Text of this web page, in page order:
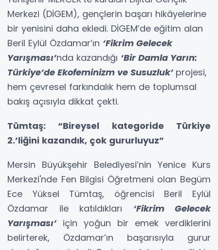
Merkezi (DİGEM), gençlerin başarı hikâyelerine
bir yenisini daha ekledi. DİGEM’de eğitim alan
Beril Eylül Özdamar’ın ‘Fikrim Gelecek
Yarışması’nda kazandığı ‘Bir Damla Yarın:
Türkiye’de Ekofeminizm ve Susuzluk’ projesi,
hem çevresel farkındalık hem de toplumsal
bakış açısıyla dikkat çekti.
Tümtaş: “Bireysel kategoride Türkiye
2.’liğini kazandık, çok gururluyuz”
Mersin Büyükşehir Belediyesi’nin Yenice Kurs
Merkezi'nde Fen Bilgisi Öğretmeni olan Begüm
Ece Yüksel Tümtaş, öğrencisi Beril Eylül
Özdamar ile katıldıkları ‘Fikrim Gelecek
Yarışması’için yoğun bir emek verdiklerini
belirterek, Özdamar’ın başarısıyla gurur